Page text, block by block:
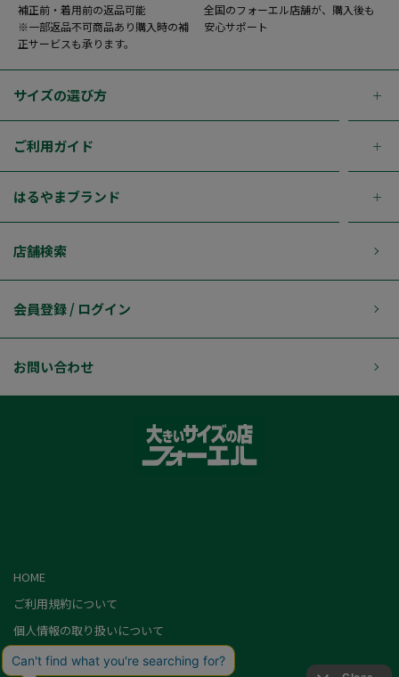
補正前・着用前の返品可能
※一部返品不可商品あり購入時の補
正サービスも承ります。
全国のフォーエル店舗が、購入後も
安心サポート
サイズの選び方
ご利用ガイド
はるやまブランド
店舗検索
会員登録 / ログイン
お問い合わせ
HOME
ご利用規約について
個人情報の取り扱いについて
特定商取引に基づく表記